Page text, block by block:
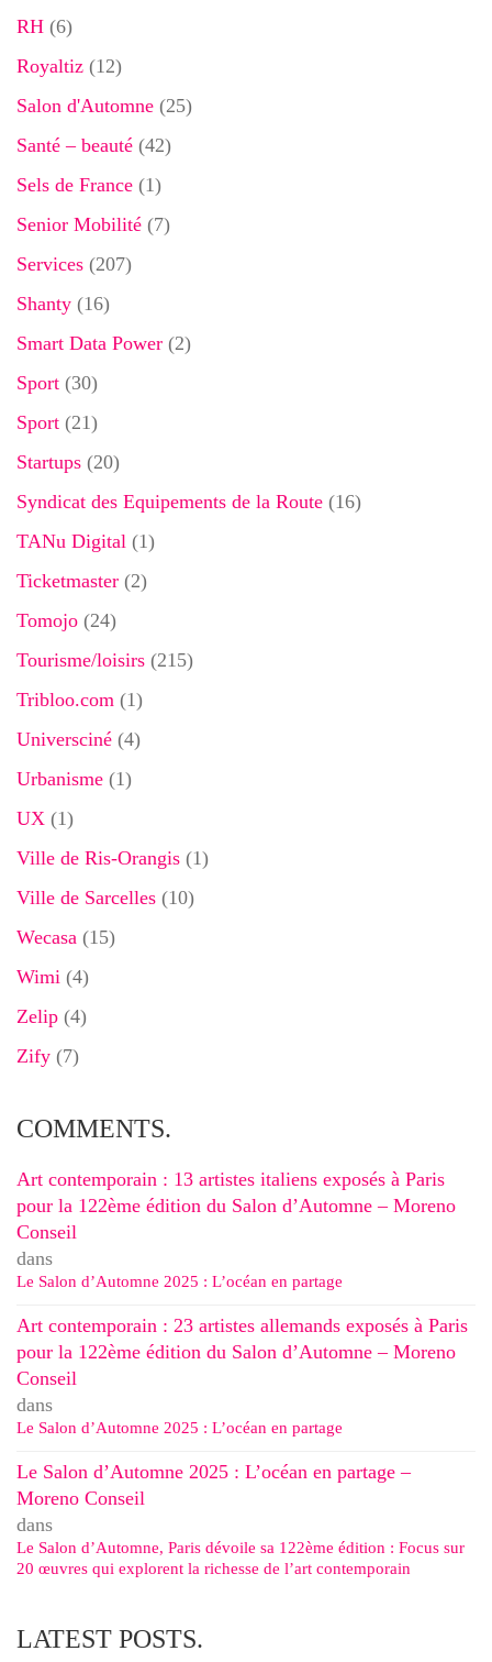
RH (6)
Royaltiz (12)
Salon d'Automne (25)
Santé – beauté (42)
Sels de France (1)
Senior Mobilité (7)
Services (207)
Shanty (16)
Smart Data Power (2)
Sport (30)
Sport (21)
Startups (20)
Syndicat des Equipements de la Route (16)
TANu Digital (1)
Ticketmaster (2)
Tomojo (24)
Tourisme/loisirs (215)
Tribloo.com (1)
Universciné (4)
Urbanisme (1)
UX (1)
Ville de Ris-Orangis (1)
Ville de Sarcelles (10)
Wecasa (15)
Wimi (4)
Zelip (4)
Zify (7)
COMMENTS.
Art contemporain : 13 artistes italiens exposés à Paris
pour la 122ème édition du Salon d’Automne – Moreno
Conseil
dans
Le Salon d’Automne 2025 : L’océan en partage
Art contemporain : 23 artistes allemands exposés à Paris
pour la 122ème édition du Salon d’Automne – Moreno
Conseil
dans
Le Salon d’Automne 2025 : L’océan en partage
Le Salon d’Automne 2025 : L’océan en partage –
Moreno Conseil
dans
Le Salon d’Automne, Paris dévoile sa 122ème édition : Focus sur
20 œuvres qui explorent la richesse de l’art contemporain
LATEST POSTS.